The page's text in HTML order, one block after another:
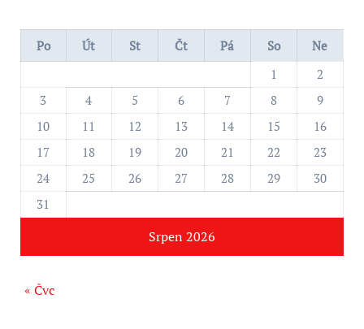
Srpen 2026
Po Út St Čt Pá So
Ne
1
2
3
4 5 6 7 8
9
10
11 12 13 14 15
16
17
18 19 20 21 22
23
24
25 26 27 28 29
30
31
« Čvc